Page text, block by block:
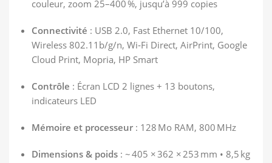
couleur, zoom 25–400 %, jusqu’à 999 copies
Connectivité : USB 2.0, Fast Ethernet 10/100,
Wireless 802.11b/g/n, Wi‑Fi Direct, AirPrint, Google
Cloud Print, Mopria, HP Smart
Contrôle : Écran LCD 2 lignes + 13 boutons,
indicateurs LED
Mémoire et processeur : 128 Mo RAM, 800 MHz
Dimensions & poids : ~ 405 × 362 × 253 mm • 8,5 kg